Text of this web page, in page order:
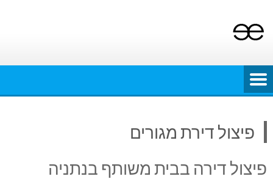
content
פיצול דירת מגורים
פיצול דירה בבית משותף בנתניה